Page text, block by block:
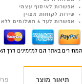
אפשרות לאיסוף עצמי
שירות לקוחות מצוין
אפשרות לעד 6 תשלומים ללא ריבית
המחירים באתר הם למזמינים דרך
תיאור מוצר